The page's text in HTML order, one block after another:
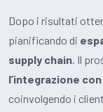
Dopo i risultati
pianificando di
supply chain. Il
l’integrazione con
coinvolgendo i